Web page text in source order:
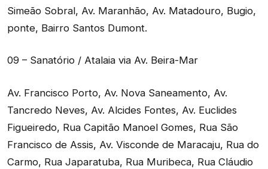
Simeão Sobral, Av. Maranhão, Av. Matadouro, Bugio,
ponte, Bairro Santos Dumont.
09 – Sanatório / Atalaia via Av. Beira-Mar
Av. Francisco Porto, Av. Nova Saneamento, Av.
Tancredo Neves, Av. Alcides Fontes, Av. Euclides
Figueiredo, Rua Capitão Manoel Gomes, Rua São
Francisco de Assis, Av. Visconde de Maracaju, Rua do
Carmo, Rua Japaratuba, Rua Muribeca, Rua Cláudio